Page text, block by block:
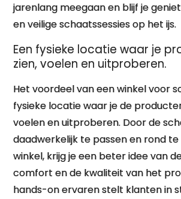
jarenlang meegaan en blijf je
en veilige schaatssessies op het ijs.
Een fysieke locatie waar je
zien, voelen en uitproberen.
Het voordeel van een winkel voor
fysieke locatie waar je de
voelen en uitproberen. Door de
daadwerkelijk te passen en rond
winkel, krijg je een beter idee van
comfort en de kwaliteit van het
hands-on ervaren stelt klanten in